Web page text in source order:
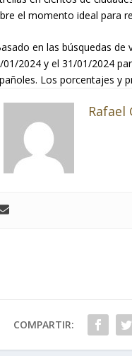
el momento ideal para
en las búsquedas de
01/2024 y el 31/01/2024
Los porcentajes y
Rafael
COMPARTIR: